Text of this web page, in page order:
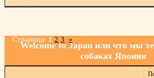
Welcome to Japan или что мы
собаках Японии
Страница: 1 2 3 »